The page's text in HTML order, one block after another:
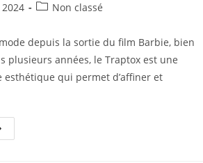
Non classé
depuis la sortie du film Barbie, bien
plusieurs années, le Traptox est une
qui permet d’affiner et